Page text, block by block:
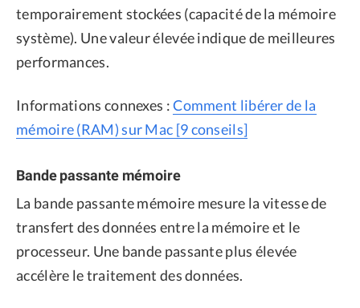
temporairement stockées (capacité de la mémoire
système). Une valeur élevée indique de meilleures
performances.
Informations connexes :Comment libérer de la
mémoire (RAM) sur Mac [9 conseils]
Bande passante mémoire
La bande passante mémoire mesure la vitesse de
transfert des données entre la mémoire et le
processeur. Une bande passante plus élevée
accélère le traitement des données.